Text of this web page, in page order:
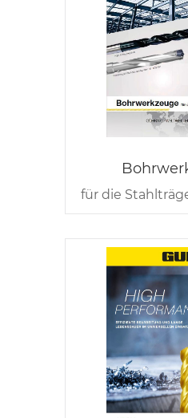
für die